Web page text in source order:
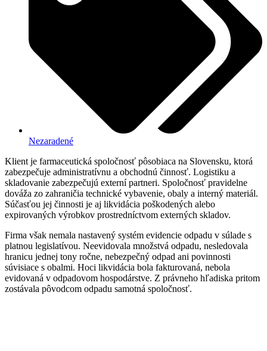
Nezaradené
Klient je farmaceutická spoločnosť pôsobiaca na Slovensku, ktorá
zabezpečuje administratívnu a obchodnú činnosť. Logistiku a
skladovanie zabezpečujú externí partneri. Spoločnosť pravidelne
dováža zo zahraničia technické vybavenie, obaly a interný materiál.
Súčasťou jej činnosti je aj likvidácia poškodených alebo
expirovaných výrobkov prostredníctvom externých skladov.
Firma však nemala nastavený systém evidencie odpadu v súlade s
platnou legislatívou. Neevidovala množstvá odpadu, nesledovala
hranicu jednej tony ročne, nebezpečný odpad ani povinnosti
súvisiace s obalmi. Hoci likvidácia bola fakturovaná, nebola
evidovaná v odpadovom hospodárstve. Z právneho hľadiska pritom
zostávala pôvodcom odpadu samotná spoločnosť.